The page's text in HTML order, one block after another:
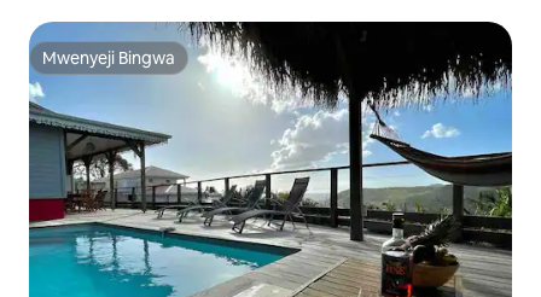
Mwenyeji Bingwa
Mwenyeji Bingwa